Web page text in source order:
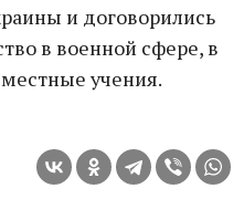
и договорились
в военной сфере, в
учения.